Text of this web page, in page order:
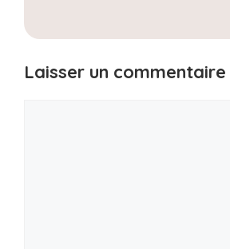
Laisser un commentaire